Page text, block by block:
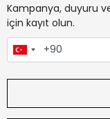
Kampanya, duyuru
için kayıt olun.